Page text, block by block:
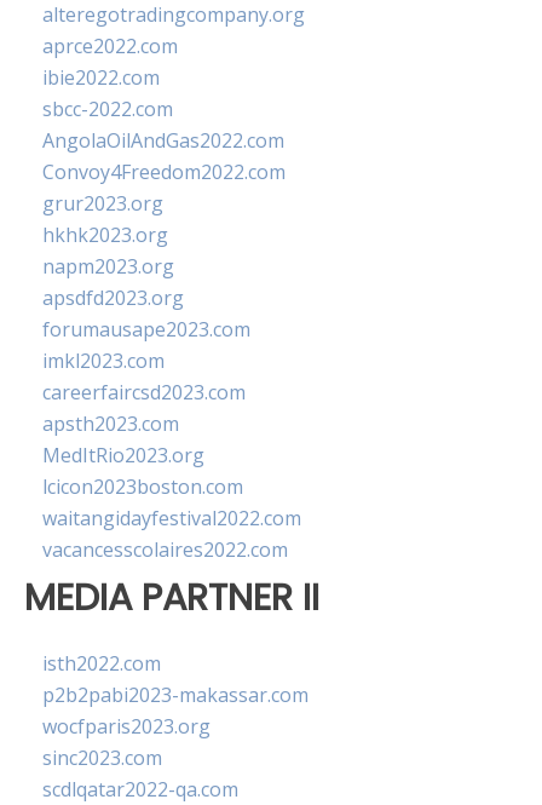
alteregotradingcompany.org
aprce2022.com
ibie2022.com
sbcc-2022.com
AngolaOilAndGas2022.com
Convoy4Freedom2022.com
grur2023.org
hkhk2023.org
napm2023.org
apsdfd2023.org
forumausape2023.com
imkl2023.com
careerfaircsd2023.com
apsth2023.com
MedItRio2023.org
lcicon2023boston.com
waitangidayfestival2022.com
vacancesscolaires2022.com
MEDIA PARTNER II
isth2022.com
p2b2pabi2023-makassar.com
wocfparis2023.org
sinc2023.com
scdlqatar2022-qa.com